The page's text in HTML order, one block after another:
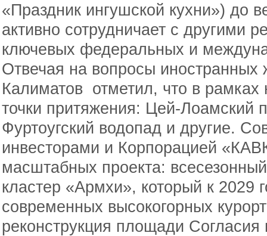
«Праздник ингушской кухни») до
активно сотрудничает с другими
ключевых федеральных и
Отвечая на вопросы
Калиматов отметил, что в рамках
точки притяжения: Цей-Лоамский
Фуртоугский водопад и другие.
инвесторами и Корпорацией
масштабных проекта:
кластер «Армхи», который к 2029
современных высокогорных
реконструкция площади